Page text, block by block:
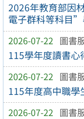
2026年教育部因
電子群科等科目
2026-07-22 圖書
115學年度讀書心
2026-07-22 圖書
115年度高中職學
2026-07-22 圖書